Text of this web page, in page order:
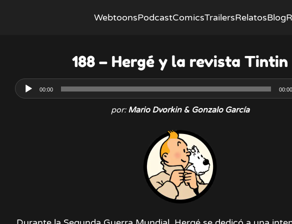
WebtoonsPodcastComicsTrailersRelatosBlog
188 – Hergé y la revista Tintin
Reproductor
de
audio
00:00 00:00
por: Mario Dvorkin & Gonzalo García